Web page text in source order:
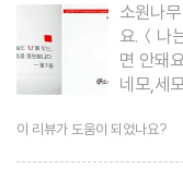
소원나
요.＜나
면 안돼
네모,세
빨강!
지만,이
숨어 있
이 리뷰가 도움이 되었나요?